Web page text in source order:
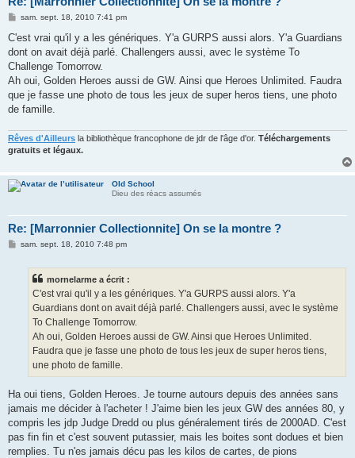
M
s
a
g
sam. sept. 18, 2010 7:41 pm
C'est vrai qu'il y a les génériques. Y'a GURPS aussi alors. Y'a Guardians
dont on avait déjà parlé. Challengers aussi, avec le système To
Challenge Tomorrow.
Ah oui, Golden Heroes aussi de GW. Ainsi que Heroes Unlimited. Faudra
que je fasse une photo de tous les jeux de super heros tiens, une photo
de famille.
Rêves d'Ailleurs la bibliothèque francophone de jdr de l'âge d'or. Téléchargements
gratuits et légaux.
Old School
Dieu des réacs assumés
Re: [Marronnier Collectionnite] On se la montre ?
Msam. sept. 18, 2010 7:48 pm
mornelarme a écrit :
C'est vrai qu'il y a les génériques. Y'a GURPS aussi alors. Y'a
Guardians dont on avait déjà parlé. Challengers aussi, avec le système
To Challenge Tomorrow.
Ah oui, Golden Heroes aussi de GW. Ainsi que Heroes Unlimited.
Faudra que je fasse une photo de tous les jeux de super heros tiens,
une photo de famille.
Ha oui tiens, Golden Heroes. Je tourne autours depuis des années sans
jamais me décider à l'acheter ! J'aime bien les jeux GW des années 80, y
compris les jdp Judge Dredd ou plus généralement tirés de 2000AD. C'est
pas fin fin et c'est souvent putassier, mais les boites sont dodues et bien
remplies. Tu n'es jamais décu pas les kilos de cartes, de pions